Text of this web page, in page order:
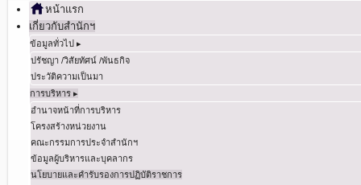
หน้าแรก
เกี่ยวกับสำนักฯ
ข้อมูลทั่วไป ▸
ปรัชญา /วิสัยทัศน์ /พันธกิจ
ประวัติความเป็นมา
การบริหาร ▸
อำนาจหน้าที่การบริหาร
โครงสร้างหน่วยงาน
คณะกรรมการประจำสำนักฯ
ข้อมูลผู้บริหารและบุคลากร
นโยบายและคำรับรองการปฏิบัติราชการ